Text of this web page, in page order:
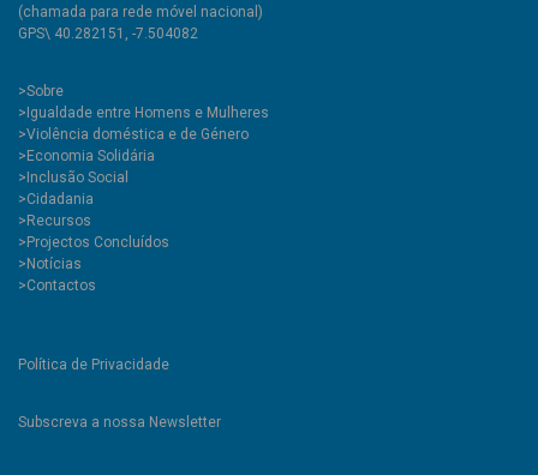
(chamada para rede móvel nacional)
GPS\ 40.282151, -7.504082
>Sobre
>Igualdade entre Homens e Mulheres
>Violência doméstica e de Género
>Economia Solidária
>Inclusão Social
>Cidadania
>Recursos
>Projectos Concluídos
>Notícias
>Contactos
Política de Privacidade
Subscreva a nossa Newsletter